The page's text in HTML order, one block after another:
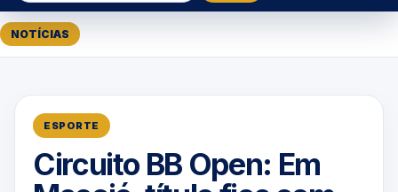
NOTÍCIAS
ESPORTE
Circuito BB Open: Em